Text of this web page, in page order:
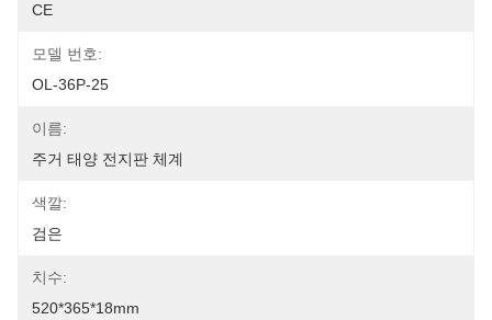
CE
모델 번호:
OL-36P-25
이름:
주거 태양 전지판 체계
색깔:
검은
치수:
520*365*18mm